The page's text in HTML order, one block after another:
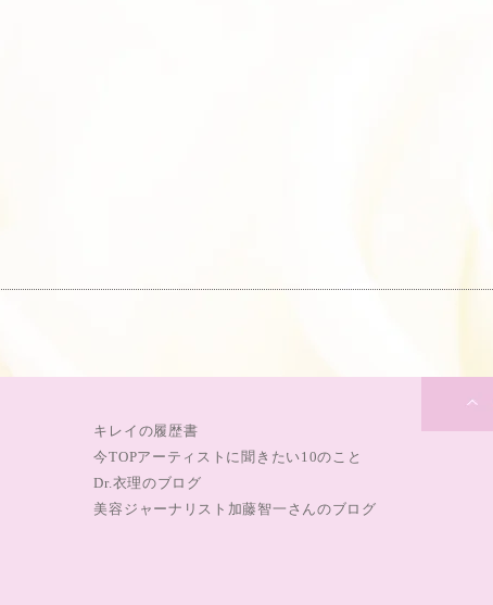
キレイの履歴書
今TOPアーティストに聞きたい10のこと
Dr.衣理のブログ
美容ジャーナリスト加藤智一さんのブログ